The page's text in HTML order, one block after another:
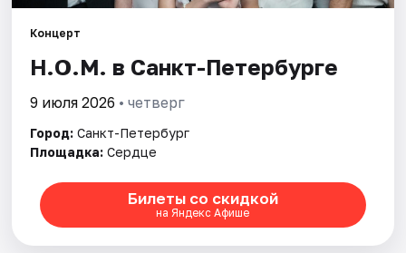
Площадки
Рейтинги
Концерт
Н.О.М. в Санкт-Петербурге
9 июля 2026 • четверг
Город: Санкт-Петербург
Площадка: Сердце
Билеты со скидкой
на Яндекс Афише